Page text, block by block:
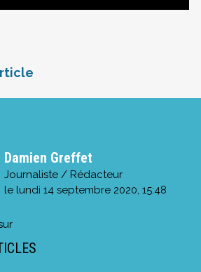
Damien Greffet
Journaliste / Rédacteur
le lundi 14 septembre 2020, 15:48